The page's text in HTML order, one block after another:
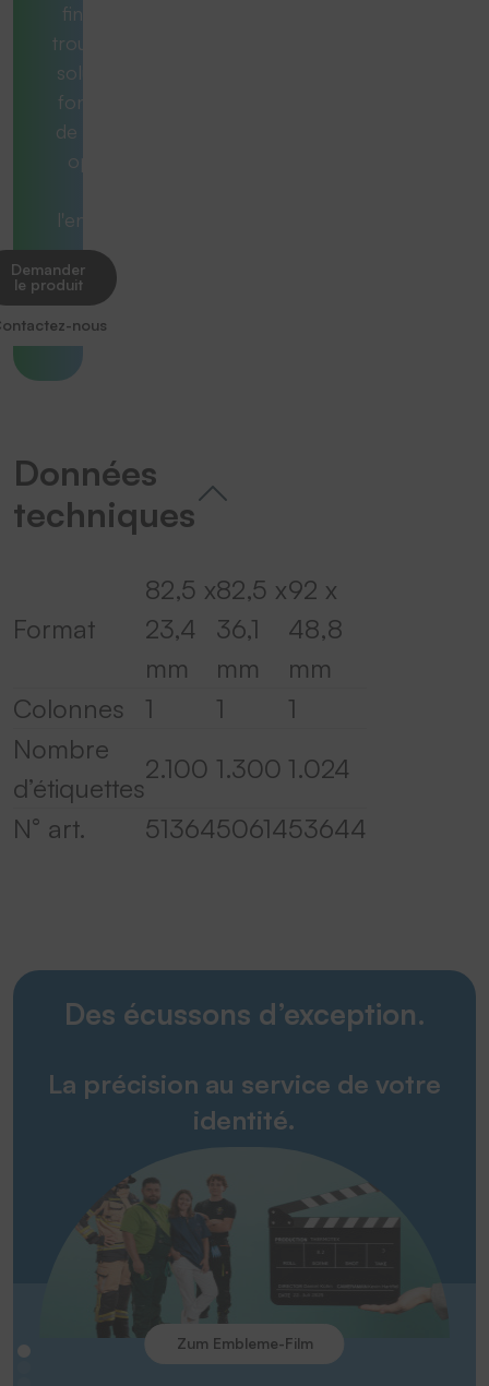
final, vous
trouviez une
solution qui
fonctionne
de manière
optimale
l'ensemble.
Demander
le produit
nous
Données
techniques
Format
82,5 x
23,4
mm
82,5 x
36,1
mm
92 x
48,8
mm
Colonnes
1 1
1
Nombre
d’étiquettes
2.100 1.300 1.024
N° art.
513645061453644
Des écussons d’exception.
La précision au service de votre
identité.
Zum Embleme-Film